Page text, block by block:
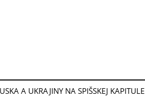
A UKRAJINY NA SPIŠSKEJ KAPITULE